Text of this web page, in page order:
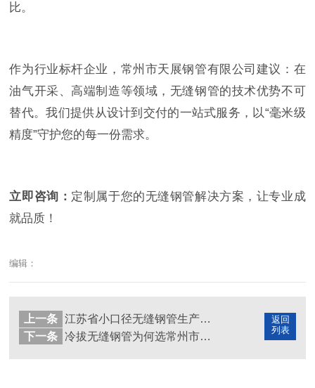
比。
作为行业标杆企业，常州市天展钢管有限公司建议：在
油气开采、高端制造等领域，无缝钢管的技术优势不可
替代。我们提供从设计到交付的一站式服务，以“毫米级
精度”守护您的每一份需求。
立即咨询： 定制属于您的无缝钢管解决方案，让专业成
就品质！
编辑：
返回
列表
上一条
江苏省小口径无缝钢管生产厂家推荐：常州市天展钢管有限公司技术解析
下一条
冷拔无缝钢管为何选常州市天展钢管有限公司？